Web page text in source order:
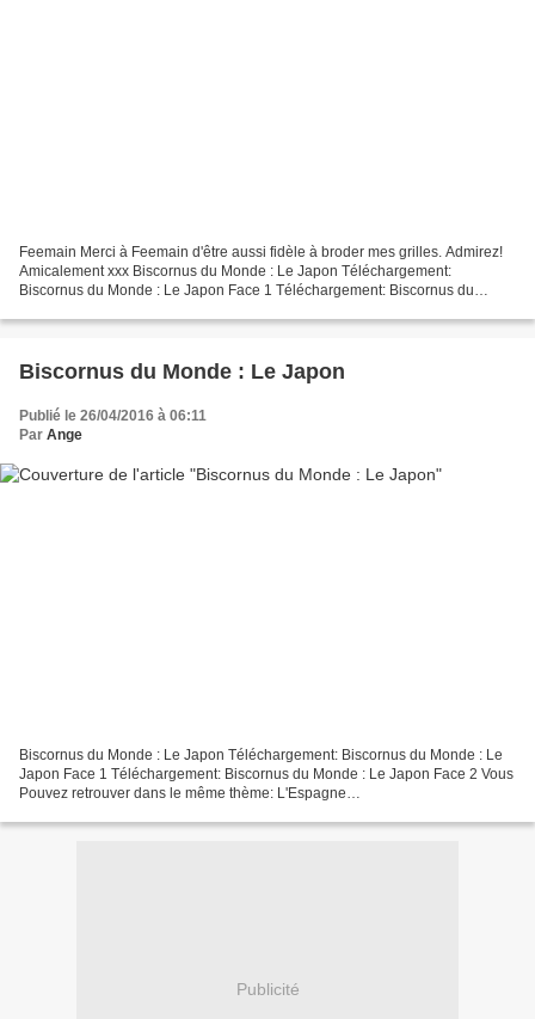
Feemain Merci à Feemain d'être aussi fidèle à broder mes grilles. Admirez!
Amicalement xxx Biscornus du Monde : Le Japon Téléchargement:
Biscornus du Monde : Le Japon Face 1 Téléchargement: Biscornus du
Biscornus du Monde : Le Japon
Publié le 26/04/2016 à 06:11
Par Ange
Biscornus du Monde : Le Japon Téléchargement: Biscornus du Monde : Le
Japon Face 1 Téléchargement: Biscornus du Monde : Le Japon Face 2 Vous
Pouvez retrouver dans le même thème: L'Espagne
espagne.html...
Publicité